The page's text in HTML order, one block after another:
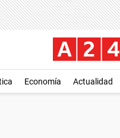
Economía Actualidad